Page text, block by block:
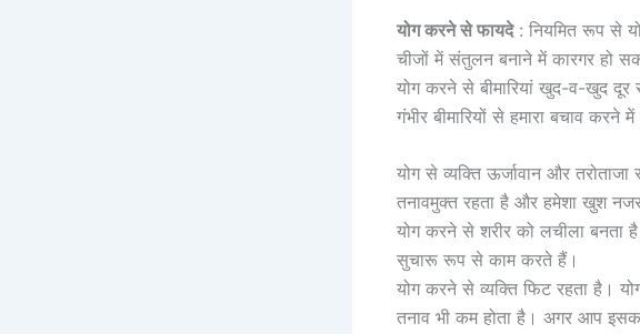
योग करने से फायदे: नियमित रूप से
चीजों में संतुलन बनाने में कारगर हो
योग करने से बीमारियां खुद-व-खुद दूर
गंभीर बीमारियों से हमारा बचाव करने में
योग से व्यक्ति ऊर्जावान और
तनावमुक्त रहता है और हमेशा खुश
योग करने से शरीर को लचीला बनता
सुचारू रूप से काम करते हैं।
योग करने से व्यक्ति फिट रहता है।
तनाव भी कम होता है। अगर आप